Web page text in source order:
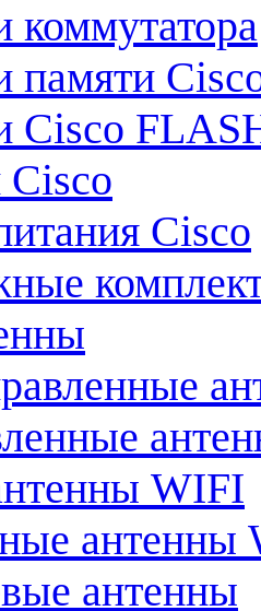
коммутатора
памяти
Cisco
Cisco
Cisco
WIFI
антенны
антенны